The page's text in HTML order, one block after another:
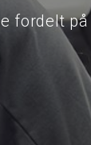
fordelt på